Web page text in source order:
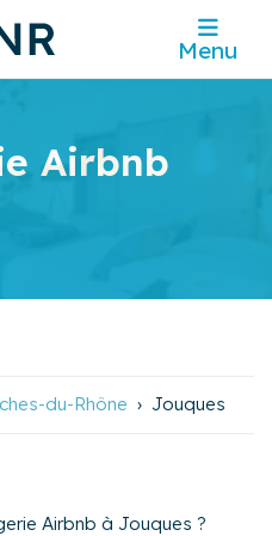
Menu
Airbnb
du-Rhône Jouques
Airbnb à Jouques ?